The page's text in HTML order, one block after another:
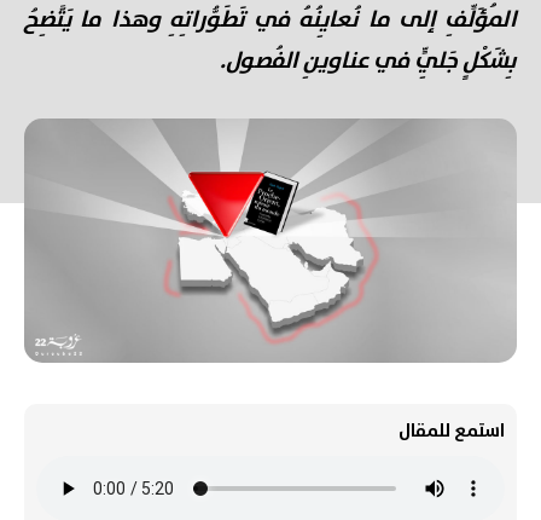
المُؤَلِّفِ إلى ما نُعايِنُهُ في تَطَوُّراتِهِ وهذا ما يَتَّضِحُ
بِشَكْلٍ جَلِيٍّ في عناوينِ الفُصول.
استمع للمقال